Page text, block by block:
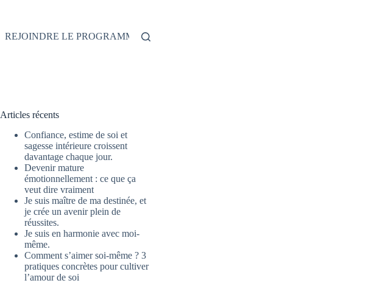
REJOINDRE LE PROGRAMME
Articles récents
Confiance, estime de soi et
sagesse intérieure croissent
davantage chaque jour.
Devenir mature
émotionnellement : ce que ça
veut dire vraiment
Je suis maître de ma destinée, et
je crée un avenir plein de
réussites.
Je suis en harmonie avec moi-
même.
Comment s’aimer soi-même ? 3
pratiques concrètes pour cultiver
l’amour de soi